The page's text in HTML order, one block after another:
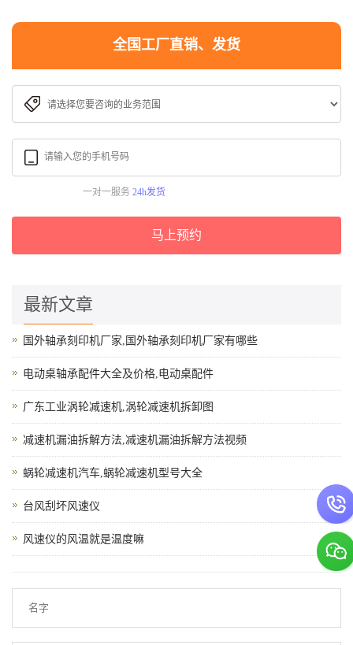
全国工厂直销、发货
一对一服务 24h发货
马上预约
最新文章
国外轴承刻印机厂家,国外轴承刻印机厂家有哪些
电动桌轴承配件大全及价格,电动桌配件
广东工业涡轮减速机,涡轮减速机拆卸图
减速机漏油拆解方法,减速机漏油拆解方法视频
蜗轮减速机汽车,蜗轮减速机型号大全
台风刮坏风速仪
风速仪的风温就是温度嘛